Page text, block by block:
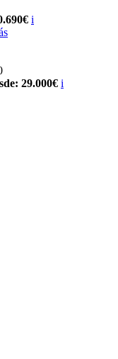
i
29.000€ i